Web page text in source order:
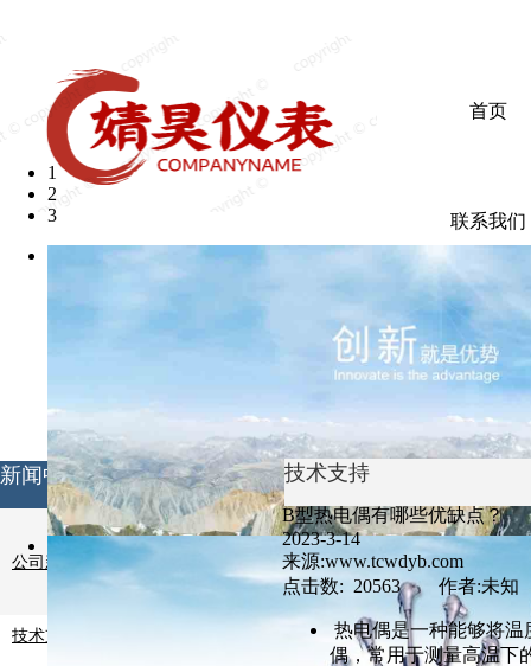
首页
联系我们
1
2
3
新闻中心
公司新闻
技术支持
技术支持
B型热电偶有哪些优缺点？
2023-3-14
来源:www.tcwdyb.com
点击数: 20563 作者:未知
热电偶是一种能够将
偶，常用于测量高温下